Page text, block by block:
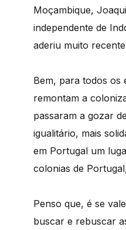
Moçambique,
independente de
aderiu muito
Bem, para todos os
remontam a
passaram a gozar
igualitário, mais
em Portugal um
colonias de
Penso que, é se
buscar e rebuscar